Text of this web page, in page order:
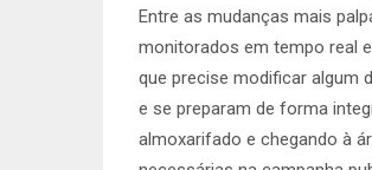
Entre as mudanças mais
monitorados em tempo real
que precise modificar algum
e se preparam de forma
almoxarifado e chegando à